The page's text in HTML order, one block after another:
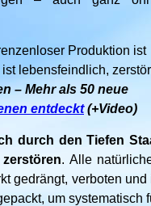
Produktion ist
lebensfeindlich,
– Mehr als 50 neue
entdeckt(+Video)
durch den Tiefen
. Alle
gedrängt, verboten und
um systematisch